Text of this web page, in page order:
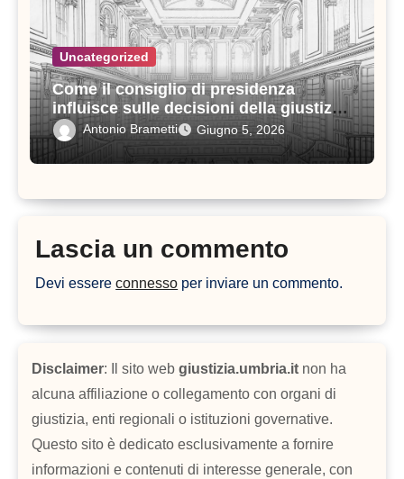
Uncategorized
Come il consiglio di presidenza
influisce sulle decisioni della giustizia
amministrativa
Antonio Brametti Giugno 5, 2026
Lascia un commento
Devi essereconnesso per inviare un commento.
Disclaimer: Il sito web giustizia.umbria.it non ha
alcuna affiliazione o collegamento con organi di
giustizia, enti regionali o istituzioni governative.
Questo sito è dedicato esclusivamente a fornire
informazioni e contenuti di interesse generale, con